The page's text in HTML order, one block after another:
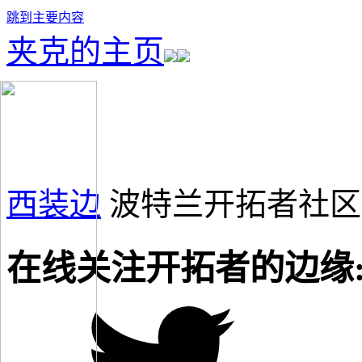
跳到主要内容
夹克的主页
西装边 波特兰开拓者社区
在线关注开拓者的边